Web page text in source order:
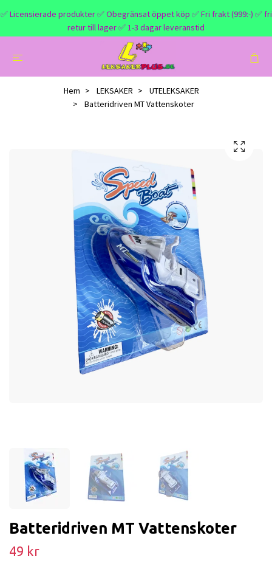
✅ Licensierade produkter ✅ Obegränsat öppet köp ✅ Fri frakt (999:-) ✅ fri
retur till lager ✅ 1-3 dagar leveranstid
Hem LEKSAKER
UTELEKSAKER
Batteridriven MT Vattenskoter
Batteridriven MT Vattenskoter
49 kr